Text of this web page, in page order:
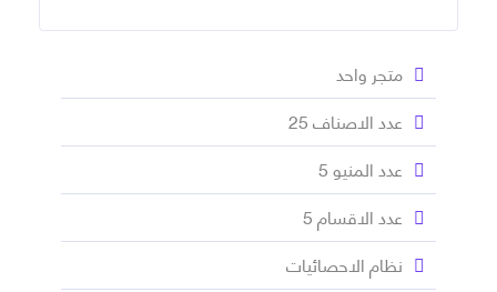
متجر واحد
عدد الاصناف 25
عدد المنيو 5
عدد الاقسام 5
نظام الاحصائيات